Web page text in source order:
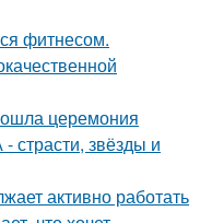
фитнесом.
церемония
страсти, звёзды и
активно работать